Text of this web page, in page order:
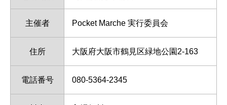
主催者 Pocket Marche 実行委員会
住所 大阪府大阪市鶴見区緑地公園2-163
電話番号 080-5364-2345